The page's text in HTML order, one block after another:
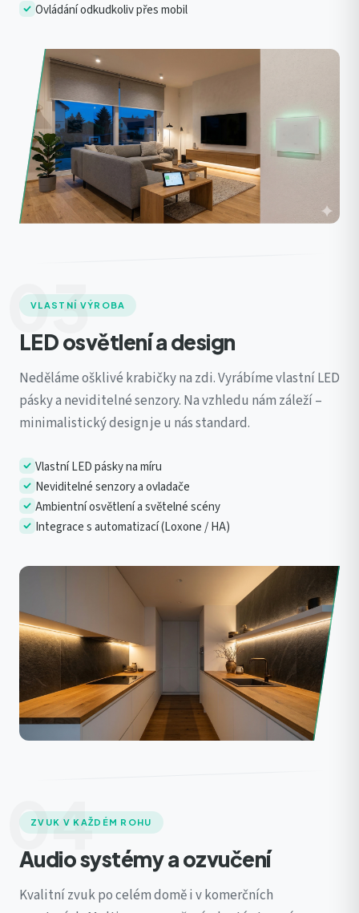
Ovládání odkudkoliv přes mobil
03
VLASTNÍ VÝROBA
LED osvětlení a design
Neděláme ošklivé krabičky na zdi. Vyrábíme vlastní LED
pásky a neviditelné senzory. Na vzhledu nám záleží –
minimalistický design je u nás standard.
Vlastní LED pásky na míru
Neviditelné senzory a ovladače
Ambientní osvětlení a světelné scény
Integrace s automatizací (Loxone / HA)
04
ZVUK V KAŽDÉM ROHU
Audio systémy a ozvučení
Kvalitní zvuk po celém domě i v komerčních